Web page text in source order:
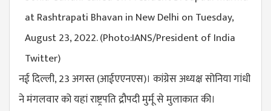
नई दिल्ली, 23 अगस्त (आईएएनएस)। कांग्रेस अध्यक्ष सोनिया गांधी
ने मंगलवार को यहां राष्ट्रपति द्रौपदी मुर्मू से मुलाकात की।